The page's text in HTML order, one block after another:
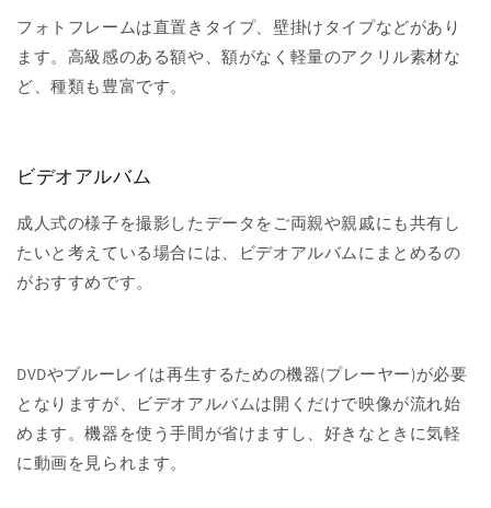
フォトフレームは直置きタイプ、壁掛けタイプなどがあり
ます。高級感のある額や、額がなく軽量のアクリル素材な
ど、種類も豊富です。
ビデオアルバム
成人式の様子を撮影したデータをご両親や親戚にも共有し
たいと考えている場合には、ビデオアルバムにまとめるの
がおすすめです。
DVDやブルーレイは再生するための機器(プレーヤー)が必要
となりますが、ビデオアルバムは開くだけで映像が流れ始
めます。機器を使う手間が省けますし、好きなときに気軽
に動画を見られます。